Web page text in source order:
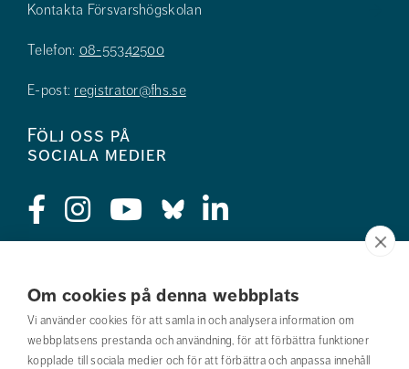
Om cookies på denna webbplats
Vi använder cookies för att samla in och analysera information om
webbplatsens prestanda och användning, för att förbättra funktioner
kopplade till sociala medier och för att förbättra och anpassa innehåll
Kontakta Försvarshögskolan
Telefon: 08-55342500
E-post: registrator@fhs.se
Följ oss på
sociala medier
Jobba hos oss
Nyhetsbrev